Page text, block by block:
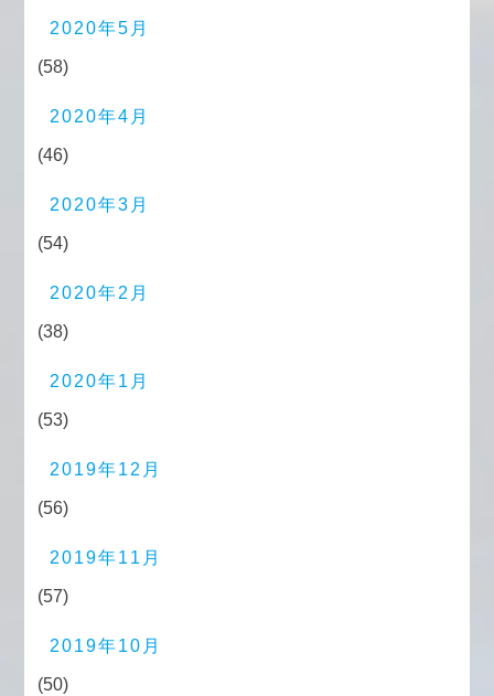
2020年5月
(58)
2020年4月
(46)
2020年3月
(54)
2020年2月
(38)
2020年1月
(53)
2019年12月
(56)
2019年11月
(57)
2019年10月
(50)